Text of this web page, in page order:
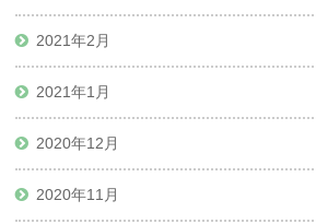
2021年2月
2021年1月
2020年12月
2020年11月